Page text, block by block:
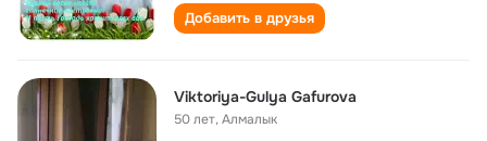
Добавить в друзья
Viktoriya-Gulya Gafurova
50 лет,Алмалык